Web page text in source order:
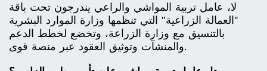
لا، عامل تربية المواشي والراعي يندرجون تحت باقة
"العمالة الزراعية" التي تنظمها وزارة الموارد البشرية
بالتنسيق مع وزارة الزراعة، وتخضع لخطط الدعم
والمنشآت وتوثيق العقود عبر منصة قوى.